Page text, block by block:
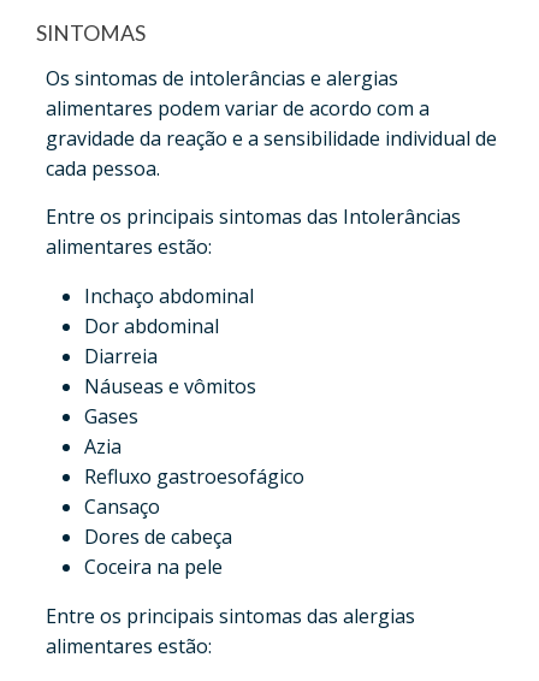
SINTOMAS
Os sintomas de intolerâncias e alergias
alimentares podem variar de acordo com a
gravidade da reação e a sensibilidade individual de
cada pessoa.
Entre os principais sintomas das Intolerâncias
alimentares estão:
Inchaço abdominal
Dor abdominal
Diarreia
Náuseas e vômitos
Gases
Azia
Refluxo gastroesofágico
Cansaço
Dores de cabeça
Coceira na pele
Entre os principais sintomas das alergias
alimentares estão: